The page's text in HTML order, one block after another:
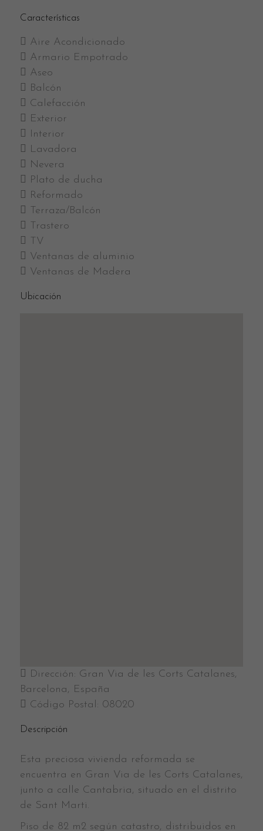
Características
Aire Acondicionado
Armario Empotrado
Aseo
Balcón
Calefacción
Exterior
Interior
Lavadora
Nevera
Plato de ducha
Reformado
Terraza/Balcón
Trastero
TV
Ventanas de aluminio
Ventanas de Madera
Ubicación
Dirección: Gran Via de les Corts Catalanes,
Barcelona, España
Código Postal: 08020
Descripción
Esta preciosa vivienda reformada se
encuentra en Gran Via de les Corts Catalanes,
junto a calle Cantabria, situado en el distrito
de Sant Marti.
Piso de 82 m2 según catastro, distribuidos en